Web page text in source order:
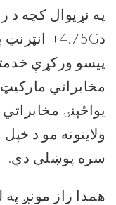
په نړیوال کچه د
د4.75G+
انټرنټ
پیسو ورکړې
مخابراتي
یواځېنۍ
ولایتونه مو د
سره پوښلي دي.
همدا راز مونږ په